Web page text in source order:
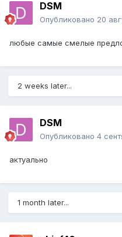
DSM
Опубликовано 20
любые самые смелые
2 weeks later...
DSM
Опубликовано 4
актуально
1 month later...